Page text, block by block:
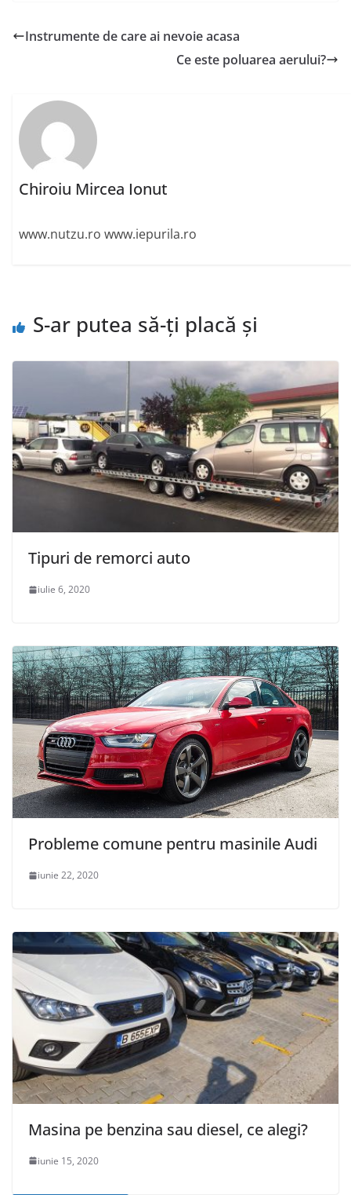
Instrumente de care ai nevoie acasa
Ce este poluarea aerului?
Chiroiu Mircea Ionut
www.nutzu.ro www.iepurila.ro
S-ar putea să-ți placă și
Tipuri de remorci auto
iulie 6, 2020
Probleme comune pentru masinile Audi
iunie 22, 2020
Masina pe benzina sau diesel, ce alegi?
iunie 15, 2020